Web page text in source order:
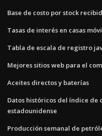
Base de costo por stock
Tasas de interés en casas
Tabla de escala de registro
Mejores sitios web para el
Aceites directos y baterías
Datos históricos del índice de
estadounidense
Producción semanal de